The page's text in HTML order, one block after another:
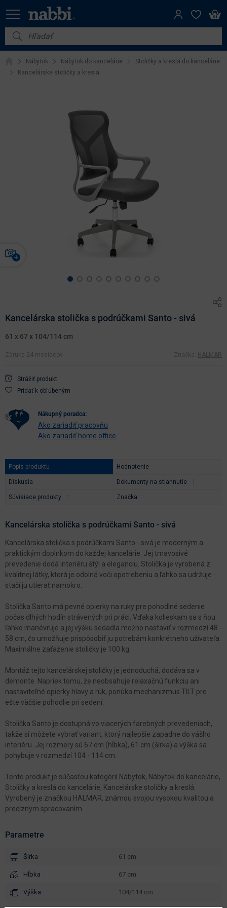
Nábytok
Vybavenie do domácnosti
Nábytok Nábytok do kancelárie
Stoličky a kreslá do kancelárie
Kancelárske stoličky a kreslá
Kancelárska stolička s podrúčkami Santo - sivá
61 x 67 x 104/114 cm
Záruka 24 mesiacov Značka: HALMAR
Strážiť produkt
Pridať k obľúbeným
nákupný poradca:
Ako zariadiť pracovňu
Ako zariadiť home office
Popis produktu Hodnotenie
Diskusia Dokumenty na stiahnutie
Súvisiace produkty Značka
Kancelárska stolička s podrúčkami Santo - sivá
Kancelárska stolička s podrúčkami Santo - sivá je moderným a
praktickým doplnkom do každej kancelárie. Jej tmavosivé
prevedenie dodá interiéru štýl a eleganciu. Stolička je vyrobená z
kvalitnej látky, ktorá je odolná voči opotrebeniu a ľahko sa udržuje -
stačí ju utierať namokro.
Stolička Santo má pevné opierky na ruky pre pohodlné sedenie
počas dlhých hodín strávených pri práci. Vďaka kolieskam sa s ňou
ľahko manévruje a jej výšku sedadla možno nastaviť v rozmedzí 48 -
58 cm, čo umožňuje prispôsobiť ju potrebám konkrétneho užívateľa.
Maximálne zaťaženie stoličky je 100 kg.
Montáž tejto kancelárskej stoličky je jednoduchá, dodáva sa v
demonte. Napriek tomu, že neobsahuje relaxačnú funkciu ani
nastaviteľné opierky hlavy a rúk, ponúka mechanizmus TILT pre
ešte väčšie pohodlie pri sedení.
Stolička Santo je dostupná vo viacerých farebných prevedeniach,
takže si môžete vybrať variant, ktorý najlepšie zapadne do vášho
interiéru. Jej rozmery sú 67 cm (hĺbka), 61 cm (šírka) a výška sa
pohybuje v rozmedzí 104 - 114 cm.
Tento produkt je súčasťou kategórií Nábytok, Nábytok do kancelárie,
Stoličky a kreslá do kancelárie, Kancelárske stoličky a kreslá.
Vyrobený je značkou HALMAR, známou svojou vysokou kvalitou a
precíznym spracovaním.
Parametre
Šírka 61 cm
Hĺbka 67 cm
Výška 104/114 cm